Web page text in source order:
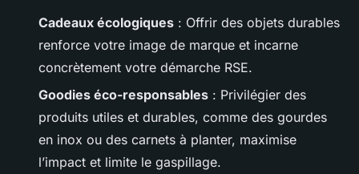
Cadeaux écologiques : Offrir des objets durables
renforce votre image de marque et incarne
concrètement votre démarche RSE.
Goodies éco-responsables : Privilégier des
produits utiles et durables, comme des gourdes
en inox ou des carnets à planter, maximise
l’impact et limite le gaspillage.